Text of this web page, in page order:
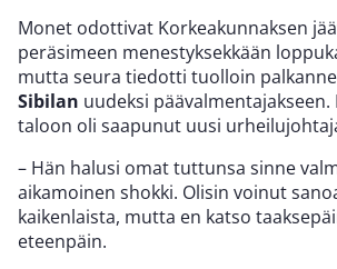
Monet odottivat Korkeakunnaksen
peräsimeen menestyksekkään
mutta seura tiedotti tuolloin
Sibilan uudeksi
taloon oli saapunut uusi
– Hän halusi omat tuttunsa sinne
aikamoinen shokki. Olisin voinut
kaikenlaista, mutta en katso
eteenpäin.